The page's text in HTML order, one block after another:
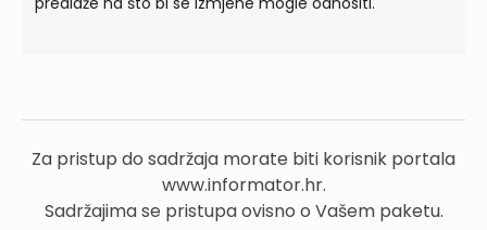
Za pristup do sadržaja morate biti korisnik portala
www.informator.hr.
Sadržajima se pristupa ovisno o Vašem paketu.